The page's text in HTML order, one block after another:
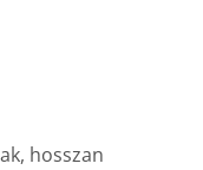
hosszan